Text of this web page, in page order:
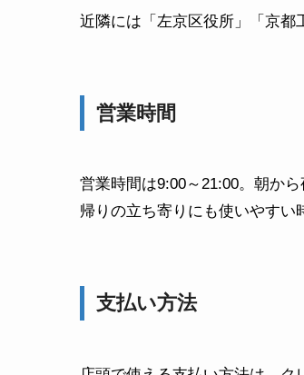
近隣には「左京区役所」「京都
営業時間
営業時間は9:00～21:00。朝か
帰りの立ち寄りにも使いやすい
支払い方法